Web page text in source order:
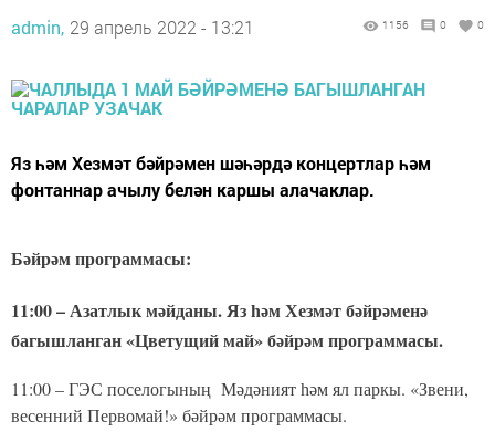
admin, 29 апрель 2022 - 13:21 1156 0 0
Яз һәм Хезмәт бәйрәмен шәһәрдә концертлар һәм
фонтаннар ачылу белән каршы алачаклар.
Бәйрәм программасы:
11:00 – Азатлык мәйданы. Яз һәм Хезмәт бәйрәменә
багышланган «Цветущий май» бәйрәм программасы.
11:00 – ГЭС поселогының Мәдәният һәм ял паркы. «Звени,
весенний Первомай!» бәйрәм программасы.